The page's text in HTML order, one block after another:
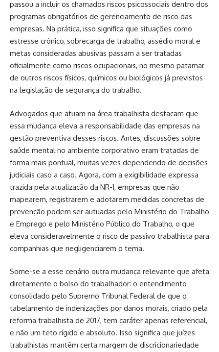
passou a incluir os chamados riscos psicossociais dentro dos
programas obrigatórios de gerenciamento de risco das
empresas. Na prática, isso significa que situações como
estresse crônico, sobrecarga de trabalho, assédio moral e
metas consideradas abusivas passam a ser tratadas
oficialmente como riscos ocupacionais, no mesmo patamar
de outros riscos físicos, químicos ou biológicos já previstos
na legislação de segurança do trabalho.
Advogados que atuam na área trabalhista destacam que
essa mudança eleva a responsabilidade das empresas na
gestão preventiva desses riscos. Antes, discussões sobre
saúde mental no ambiente corporativo eram tratadas de
forma mais pontual, muitas vezes dependendo de decisões
judiciais caso a caso. Agora, com a exigibilidade expressa
trazida pela atualização da NR-1, empresas que não
mapearem, registrarem e adotarem medidas concretas de
prevenção podem ser autuadas pelo Ministério do Trabalho
e Emprego e pelo Ministério Público do Trabalho, o que
eleva consideravelmente o risco de passivo trabalhista para
companhias que negligenciarem o tema.
Some-se a esse cenário outra mudança relevante que afeta
diretamente o bolso do trabalhador: o entendimento
consolidado pelo Supremo Tribunal Federal de que o
tabelamento de indenizações por danos morais, criado pela
reforma trabalhista de 2017, tem caráter apenas referencial,
e não um teto rígido e absoluto. Isso significa que juízes
trabalhistas mantêm certa margem de discricionariedade